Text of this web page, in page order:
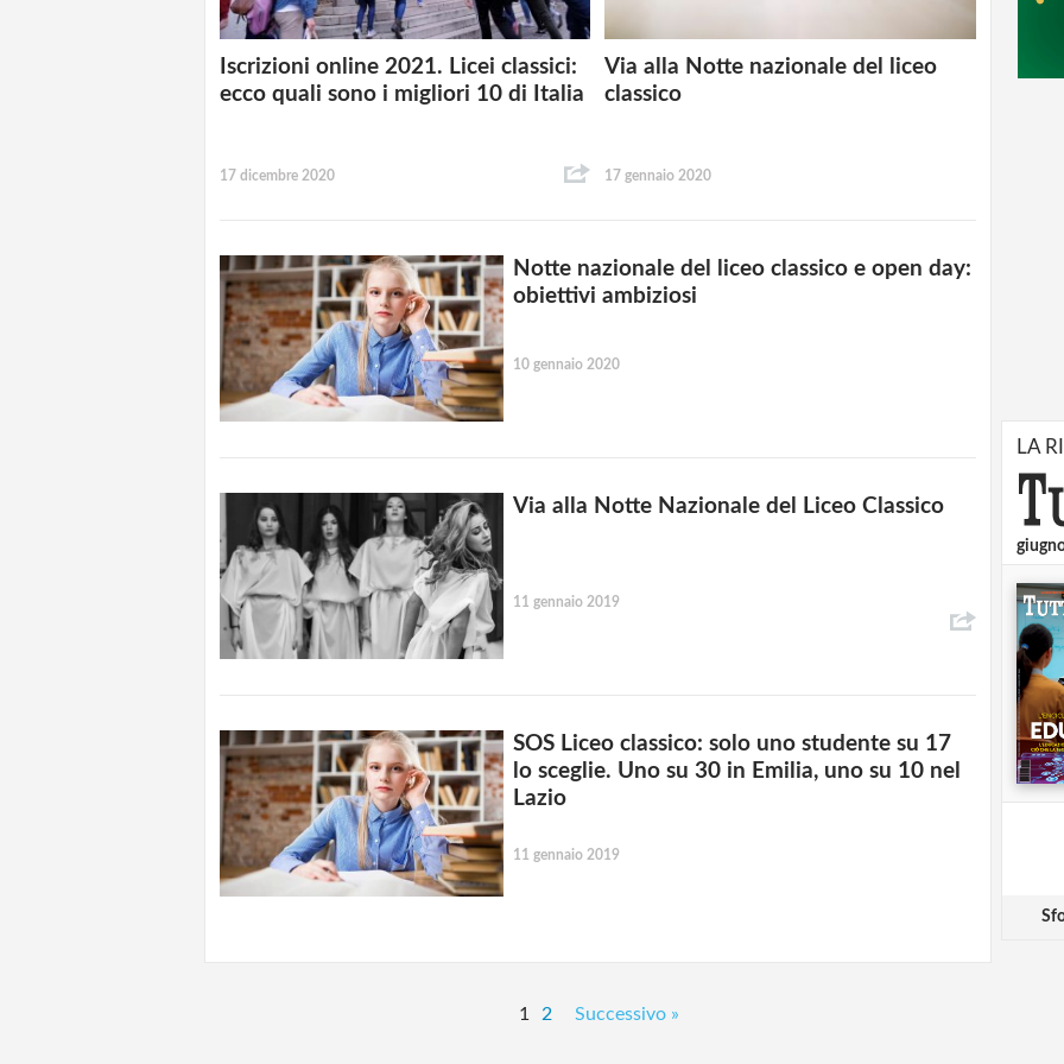
Iscrizioni online 2021. Licei classici:
ecco quali sono i migliori 10 di Italia
17 dicembre 2020
Via alla Notte nazionale del liceo
classico
17 gennaio 2020
Notte nazionale del liceo classico e open day:
obiettivi ambiziosi
10 gennaio 2020
Via alla Notte Nazionale del Liceo Classico
11 gennaio 2019
SOS Liceo classico: solo uno studente su 17
lo sceglie. Uno su 30 in Emilia, uno su 10 nel
Lazio
11 gennaio 2019
1 2 Successivo »
LA